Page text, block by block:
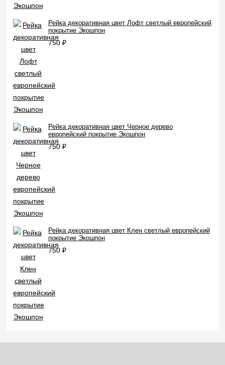
Рейка декоративная цвет Лофт светлый европейский
покрытие Экошпон
750 ₽
Рейка декоративная цвет Черное дерево
европейский покрытие Экошпон
750 ₽
Рейка декоративная цвет Клен светлый европейский
покрытие Экошпон
750 ₽